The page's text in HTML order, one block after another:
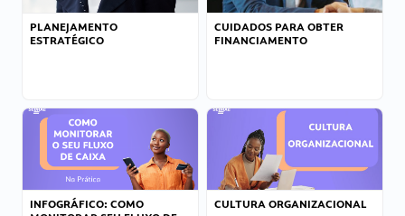
PLANEJAMENTO
ESTRATÉGICO
CUIDADOS PARA OBTER
FINANCIAMENTO
INFOGRÁFICO: COMO
CULTURA ORGANIZACIONAL